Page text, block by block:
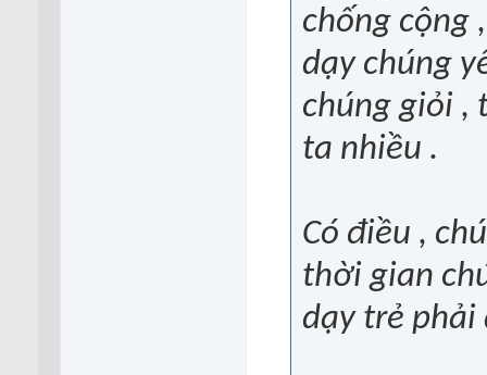
chống cộng
dạy chúng
chúng giỏi ,
ta nhiều .
Có điều ,
thời gian
dạy trẻ phải